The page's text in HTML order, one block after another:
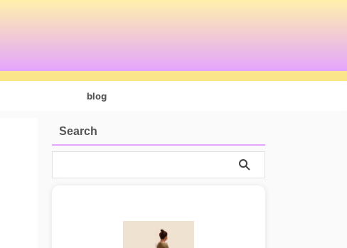
blog
Search